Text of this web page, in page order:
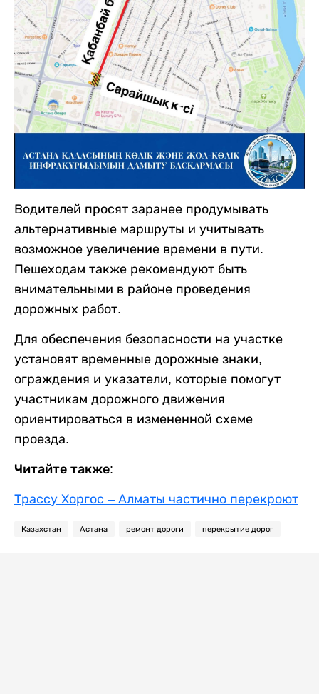
Водителей просят заранее продумывать
альтернативные маршруты и учитывать
возможное увеличение времени в пути.
Пешеходам также рекомендуют быть
внимательными в районе проведения
дорожных работ.
Для обеспечения безопасности на участке
установят временные дорожные знаки,
ограждения и указатели, которые помогут
участникам дорожного движения
ориентироваться в измененной схеме
проезда.
Читайте также:
Трассу Хоргос – Алматы частично перекроют
Казахстан Астана ремонт дороги перекрытие дорог